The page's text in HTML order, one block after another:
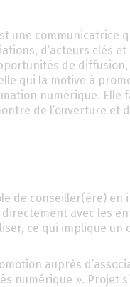
une communicatrice
d’acteurs clés
de
qui la motive à
numérique. Elle
de l’ouverture et
de conseiller(ère)
directement avec les
ce qui implique
auprès
numérique ». Projet